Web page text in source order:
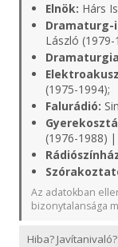
Elnök: Hárs
Dramaturg-
László (1979-
(1975-1994);
Falurádió:
(1976-1988) |
Az adatokban
bizonytalansága
Hiba?